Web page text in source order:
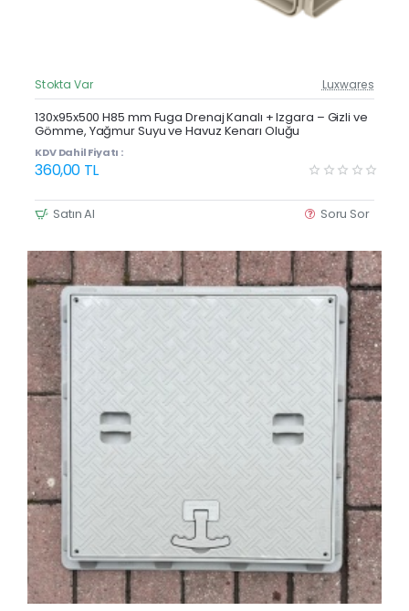
Güncel Fiyat
Yeni Ürün
Stokta Var Luxwares
130x95x500 H85 mm Fuga Drenaj Kanalı + Izgara – Gizli ve
Gömme, Yağmur Suyu ve Havuz Kenarı Oluğu
KDV Dahil Fiyatı :
360,00 TL
Satın Al Soru Sor